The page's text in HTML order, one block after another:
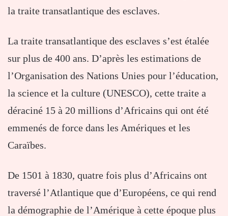
la traite transatlantique des esclaves.
La traite transatlantique des esclaves s’est étalée
sur plus de 400 ans. D’après les estimations de
l’Organisation des Nations Unies pour l’éducation,
la science et la culture (UNESCO), cette traite a
déraciné 15 à 20 millions d’Africains qui ont été
emmenés de force dans les Amériques et les
Caraïbes.
De 1501 à 1830, quatre fois plus d’Africains ont
traversé l’Atlantique que d’Européens, ce qui rend
la démographie de l’Amérique à cette époque plus